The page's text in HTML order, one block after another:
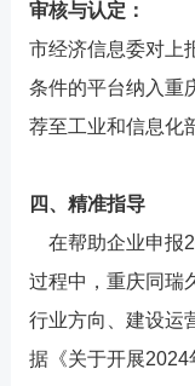
审核与认定：
市经济信息委对上
条件的平台纳入重
荐至工业和信息化
四、精准指导
在帮助企业申报
过程中，重庆同瑞
行业方向、建设运
据《关于开展2024